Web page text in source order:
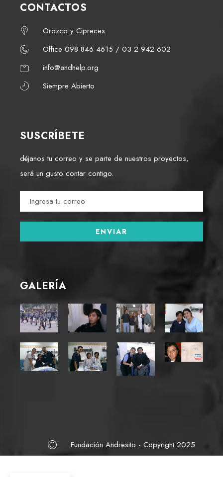
CONTACTOS
Orozco y Cipreces
Office 098 846 4615 / 03 2 942 602
info@andhelp.org
Siempre Abierto
SUSCRÍBETE
déjanos tu correo y se parte de nuestros proyectos,
será un gusto contar contigo.
GALERÍA
Fundación Andresito - Copyright 2025